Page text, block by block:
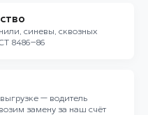
синевы, сквозных
8486–86
— водитель
замену за наш счёт